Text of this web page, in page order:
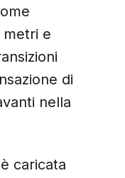
metri e
di
nella
caricata